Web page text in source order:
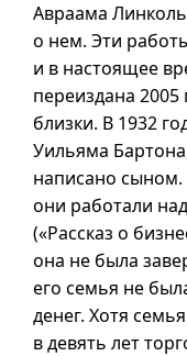
Авраама
о нем. Эти
и в настоящее
переиздана
близки. В 1932
Уильяма
написано сыном.
они работали
(«Рассказ о
она не была
его семья не
денег. Хотя
в девять лет